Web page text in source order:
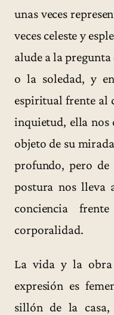
unas veces
veces celeste y
alude a la
o la soledad, y
espiritual frente al
inquietud, ella nos
objeto de su
profundo, pero
postura nos lleva
conciencia
corporalidad.
La vida y la obra
expresión es
sillón de la casa,